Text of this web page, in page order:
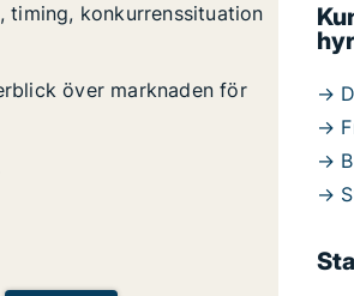
konkurrenssituation
över marknaden för
→
→
→
→